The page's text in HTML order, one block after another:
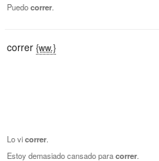
Puedocorrer
correr {ww.}
Lo vicorrer
Estoy demasiado cansado paracorrer